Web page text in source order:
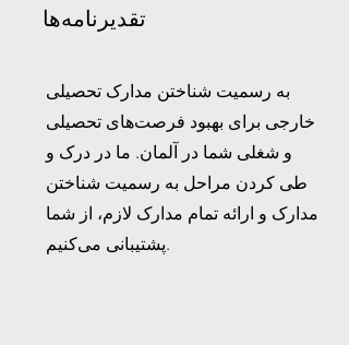
تقدیرنامه‌ها
به رسمیت شناختن مدارک تحصیلی
خارجی برای بهبود فرصت‌های تحصیلی
و شغلی شما در آلمان. ما در درک و
طی کردن مراحل به رسمیت شناختن
مدارک و ارائه تمام مدارک لازم، از شما
پشتیبانی می‌کنیم.